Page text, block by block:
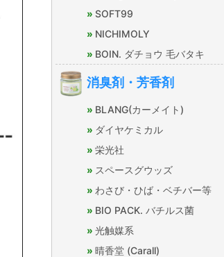
SOFT99
NICHIMOLY
BOIN. ダチョウ 毛バタキ
消臭剤・芳香剤
BLANG(カーメイト)
ダイヤケミカル
栄光社
スペースグウッズ
わさび・ひば・ベチバー等
BIO PACK. バチルス菌
光触媒系
晴香堂 (Carall)